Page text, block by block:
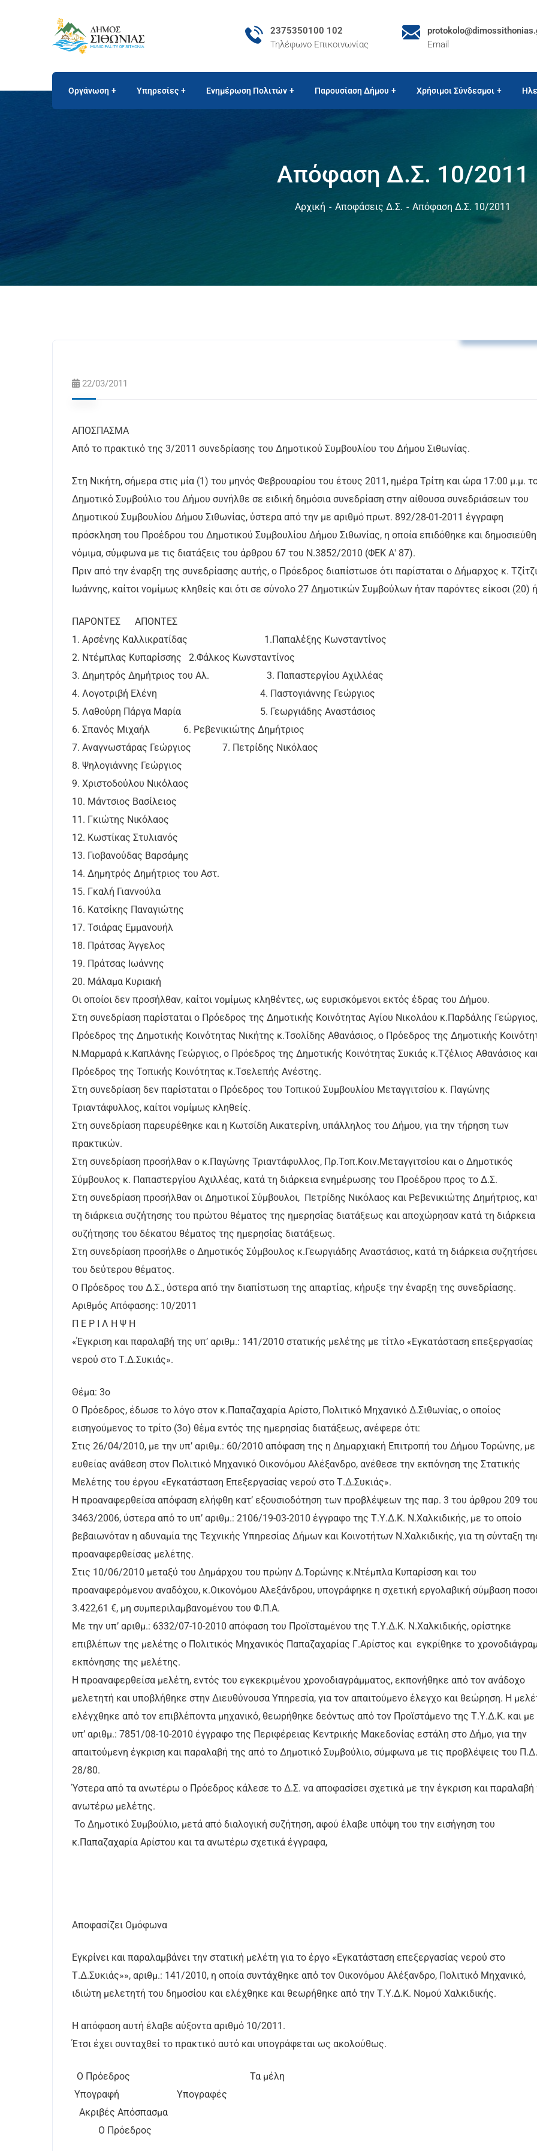
2375350100 102
Τηλέφωνο Επικοινωνίας
Email
Οργάνωση Υπηρεσίες Ενημέρωση Πολιτών Παρουσίαση Δήμου Χρήσιμοι Σύνδεσμοι
Απόφαση Δ.Σ. 10/2011
Αρχική Αποφάσεις Δ.Σ. Απόφαση Δ.Σ. 10/2011
22/03/2011
ΑΠΟΣΠΑΣΜΑ
Από το πρακτικό της 3/2011 συνεδρίασης του Δημοτικού Συμβουλίου του Δήμου Σιθωνίας.
Στη Νικήτη, σήμερα στις μία (1) του μηνός Φεβρουαρίου του έτους 2011, ημέρα Τρίτη και ώρα 17:00 μ.μ.
Δημοτικό Συμβούλιο του Δήμου συνήλθε σε ειδική δημόσια συνεδρίαση στην αίθουσα συνεδριάσεων του
Δημοτικού Συμβουλίου Δήμου Σιθωνίας, ύστερα από την με αριθμό πρωτ. 892/28-01-2011 έγγραφη
πρόσκληση του Προέδρου του Δημοτικού Συμβουλίου Δήμου Σιθωνίας, η οποία επιδόθηκε και
νόμιμα, σύμφωνα με τις διατάξεις του άρθρου 67 του Ν.3852/2010 (ΦΕΚ Α' 87).
Πριν από την έναρξη της συνεδρίασης αυτής, ο Πρόεδρος διαπίστωσε ότι παρίσταται ο Δήμαρχος κ.
Ιωάννης, καίτοι νομίμως κληθείς και ότι σε σύνολο 27 Δημοτικών Συμβούλων ήταν παρόντες είκοσι (20)
ΠΑΡΟΝΤΕΣ ΑΠΟΝΤΕΣ
1. Αρσένης Καλλικρατίδας 1.Παπαλέξης Κωνσταντίνος
2. Ντέμπλας Κυπαρίσσης 2.Φάλκος Κωνσταντίνος
3. Δημητρός Δημήτριος του Αλ. 3. Παπαστεργίου Αχιλλέας
4. Λογοτριβή Ελένη 4. Παστογιάννης Γεώργιος
5. Λαθούρη Πάργα Μαρία 5. Γεωργιάδης Αναστάσιος
6. Σπανός Μιχαήλ 6. Ρεβενικιώτης Δημήτριος
7. Αναγνωστάρας Γεώργιος 7. Πετρίδης Νικόλαος
8. Ψηλογιάννης Γεώργιος
9. Χριστοδούλου Νικόλαος
10. Μάντσιος Βασίλειος
11. Γκιώτης Νικόλαος
12. Κωστίκας Στυλιανός
13. Γιοβανούδας Βαρσάμης
14. Δημητρός Δημήτριος του Αστ.
15. Γκαλή Γιαννούλα
16. Κατσίκης Παναγιώτης
17. Τσιάρας Εμμανουήλ
18. Πράτσας Άγγελος
19. Πράτσας Ιωάννης
20. Μάλαμα Κυριακή
Οι οποίοι δεν προσήλθαν, καίτοι νομίμως κληθέντες, ως ευρισκόμενοι εκτός έδρας του Δήμου.
Στη συνεδρίαση παρίσταται ο Πρόεδρος της Δημοτικής Κοινότητας Αγίου Νικολάου κ.Παρδάλης
Πρόεδρος της Δημοτικής Κοινότητας Νικήτης κ.Τσολίδης Αθανάσιος, ο Πρόεδρος της Δημοτικής
Ν.Μαρμαρά κ.Καπλάνης Γεώργιος, ο Πρόεδρος της Δημοτικής Κοινότητας Συκιάς κ.Τζέλιος Αθανάσιος
Πρόεδρος της Τοπικής Κοινότητας κ.Τσελεπής Ανέστης.
Στη συνεδρίαση δεν παρίσταται ο Πρόεδρος του Τοπικού Συμβουλίου Μεταγγιτσίου κ. Παγώνης
Τριαντάφυλλος, καίτοι νομίμως κληθείς.
Στη συνεδρίαση παρευρέθηκε και η Κωτσίδη Αικατερίνη, υπάλληλος του Δήμου, για την τήρηση των
πρακτικών.
Στη συνεδρίαση προσήλθαν ο κ.Παγώνης Τριαντάφυλλος, Πρ.Τοπ.Κοιν.Μεταγγιτσίου και ο Δημοτικός
Σύμβουλος κ. Παπαστεργίου Αχιλλέας, κατά τη διάρκεια ενημέρωσης του Προέδρου προς το Δ.Σ.
Στη συνεδρίαση προσήλθαν οι Δημοτικοί Σύμβουλοι, Πετρίδης Νικόλαος και Ρεβενικιώτης Δημήτριος,
τη διάρκεια συζήτησης του πρώτου θέματος της ημερησίας διατάξεως και αποχώρησαν κατά τη διάρκεια
συζήτησης του δέκατου θέματος της ημερησίας διατάξεως.
Στη συνεδρίαση προσήλθε ο Δημοτικός Σύμβουλος κ.Γεωργιάδης Αναστάσιος, κατά τη διάρκεια
του δεύτερου θέματος.
Ο Πρόεδρος του Δ.Σ., ύστερα από την διαπίστωση της απαρτίας, κήρυξε την έναρξη της συνεδρίασης.
Αριθμός Απόφασης: 10/2011
Π Ε Ρ Ι Λ Η Ψ Η
«Έγκριση και παραλαβή της υπ’ αριθμ.: 141/2010 στατικής μελέτης με τίτλο «Εγκατάσταση επεξεργασίας
νερού στο Τ.Δ.Συκιάς».
Θέμα: 3ο
Ο Πρόεδρος, έδωσε το λόγο στον κ.Παπαζαχαρία Αρίστο, Πολιτικό Μηχανικό Δ.Σιθωνίας, ο οποίος
εισηγούμενος το τρίτο (3ο) θέμα εντός της ημερησίας διατάξεως, ανέφερε ότι:
Στις 26/04/2010, με την υπ’ αριθμ.: 60/2010 απόφαση της η Δημαρχιακή Επιτροπή του Δήμου Τορώνης, με
ευθείας ανάθεση στον Πολιτικό Μηχανικό Οικονόμου Αλέξανδρο, ανέθεσε την εκπόνηση της Στατικής
Μελέτης του έργου «Εγκατάσταση Επεξεργασίας νερού στο Τ.Δ.Συκιάς».
Η προαναφερθείσα απόφαση ελήφθη κατ’ εξουσιοδότηση των προβλέψεων της παρ. 3 του άρθρου 209
3463/2006, ύστερα από το υπ’ αριθμ.: 2106/19-03-2010 έγγραφο της Τ.Υ.Δ.Κ. Ν.Χαλκιδικής, με το οποίο
βεβαιωνόταν η αδυναμία της Τεχνικής Υπηρεσίας Δήμων και Κοινοτήτων Ν.Χαλκιδικής, για τη σύνταξη
προαναφερθείσας μελέτης.
Στις 10/06/2010 μεταξύ του Δημάρχου του πρώην Δ.Τορώνης κ.Ντέμπλα Κυπαρίσση και του
προαναφερόμενου αναδόχου, κ.Οικονόμου Αλεξάνδρου, υπογράφηκε η σχετική εργολαβική σύμβαση
3.422,61 €, μη συμπεριλαμβανομένου του Φ.Π.Α.
Με την υπ’ αριθμ.: 6332/07-10-2010 απόφαση του Προϊσταμένου της Τ.Υ.Δ.Κ. Ν.Χαλκιδικής, ορίστηκε
επιβλέπων της μελέτης ο Πολιτικός Μηχανικός Παπαζαχαρίας Γ.Αρίστος και εγκρίθηκε το
εκπόνησης της μελέτης.
Η προαναφερθείσα μελέτη, εντός του εγκεκριμένου χρονοδιαγράμματος, εκπονήθηκε από τον ανάδοχο
μελετητή και υποβλήθηκε στην Διευθύνουσα Υπηρεσία, για τον απαιτούμενο έλεγχο και θεώρηση. Η
ελέγχθηκε από τον επιβλέποντα μηχανικό, θεωρήθηκε δεόντως από τον Προϊστάμενο της Τ.Υ.Δ.Κ. και με
υπ’ αριθμ.: 7851/08-10-2010 έγγραφο της Περιφέρειας Κεντρικής Μακεδονίας εστάλη στο Δήμο, για την
απαιτούμενη έγκριση και παραλαβή της από το Δημοτικό Συμβούλιο, σύμφωνα με τις προβλέψεις του Π.Δ.
28/80.
Ύστερα από τα ανωτέρω ο Πρόεδρος κάλεσε το Δ.Σ. να αποφασίσει σχετικά με την έγκριση και παραλαβή
ανωτέρω μελέτης.
Το Δημοτικό Συμβούλιο, μετά από διαλογική συζήτηση, αφού έλαβε υπόψη του την εισήγηση του
κ.Παπαζαχαρία Αρίστου και τα ανωτέρω σχετικά έγγραφα,
Αποφασίζει Ομόφωνα
Εγκρίνει και παραλαμβάνει την στατική μελέτη για το έργο «Εγκατάσταση επεξεργασίας νερού στο
Τ.Δ.Συκιάς»», αριθμ.: 141/2010, η οποία συντάχθηκε από τον Οικονόμου Αλέξανδρο, Πολιτικό Μηχανικό,
ιδιώτη μελετητή του δημοσίου και ελέχθηκε και θεωρήθηκε από την Τ.Υ.Δ.Κ. Νομού Χαλκιδικής.
Η απόφαση αυτή έλαβε αύξοντα αριθμό 10/2011.
Έτσι έχει συνταχθεί το πρακτικό αυτό και υπογράφεται ως ακολούθως.
Ο Πρόεδρος Τα μέλη
Υπογραφή Υπογραφές
Ακριβές Απόσπασμα
Ο Πρόεδρος